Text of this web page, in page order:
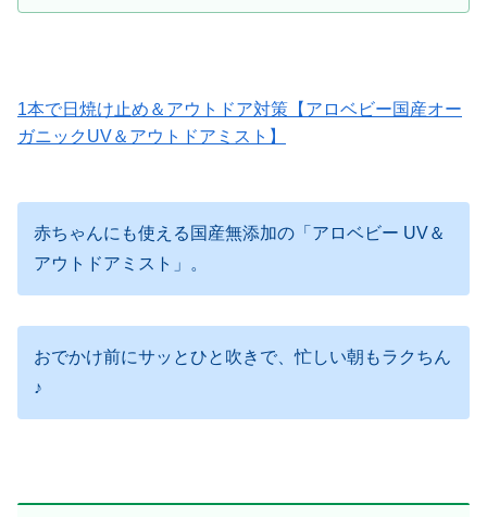
1本で日焼け止め＆アウトドア対策【アロベビー国産オー
ガニックUV＆アウトドアミスト】
赤ちゃんにも使える国産無添加の「アロベビー UV＆
アウトドアミスト」。
おでかけ前にサッとひと吹きで、忙しい朝もラクちん
♪